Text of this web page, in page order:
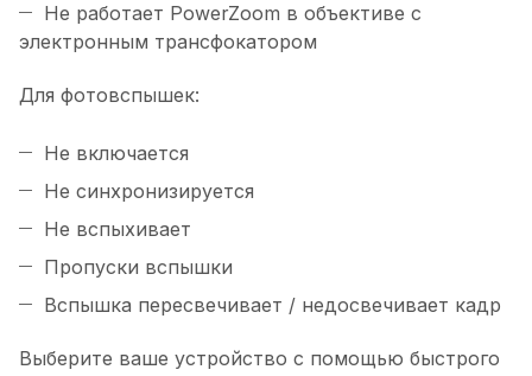
Не работает PowerZoom в объективе с
электронным трансфокатором
Для фотовспышек:
Не включается
Не синхронизируется
Не вспыхивает
Пропуски вспышки
Вспышка пересвечивает / недосвечивает кадр
Выберите ваше устройство с помощью быстрого